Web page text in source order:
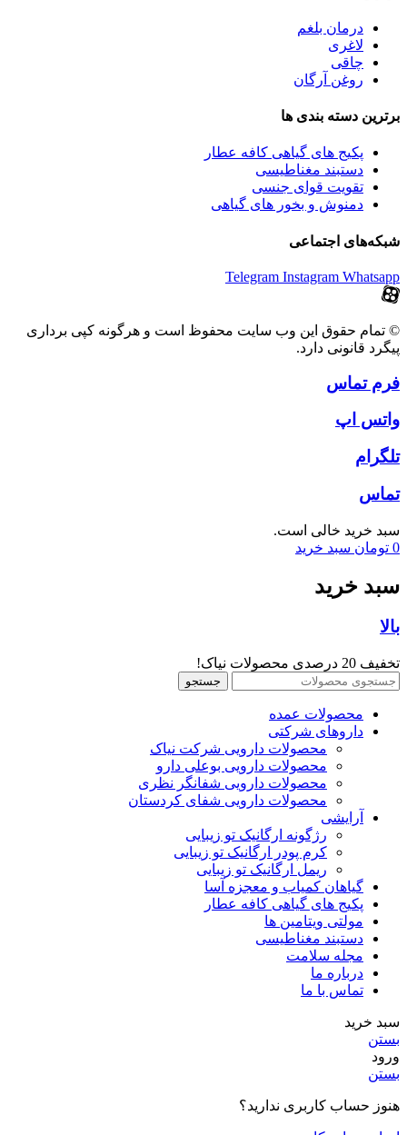
درمان بلغم
لاغری
چاقی
روغن آرگان
برترین‌ دسته بندی ها
پکیج های گیاهی کافه عطار
دستبند مغناطیسی
تقویت قوای جنسی
دمنوش و بخور های گیاهی
شبکه‌های اجتماعی
Telegram Instagram Whatsapp
© تمام حقوق این وب سایت محفوظ است و هرگونه کپی برداری
پیگرد قانونی دارد.
فرم تماس
واتس اپ
تلگرام
تماس
سبد خرید خالی است.
0 تومان سبد خرید
سبد خرید
بالا
تخفیف 20 درصدی محصولات نیاک!
جستجو
محصولات عمده
داروهای شرکتی
محصولات دارویی شرکت نیاک
محصولات دارویی بوعلی دارو
محصولات دارویی شفانگر نظری
محصولات دارویی شفای کردستان
آرایشی
رژگونه ارگانیک تو زیبایی
کرم پودر ارگانیک تو زیبایی
ریمل ارگانیک تو زیبایی
گیاهان کمیاب و معجزه آسا
پکیج های گیاهی کافه عطار
مولتی ویتامین ها
دستبند مغناطیسی
مجله سلامت
درباره ما
تماس با ما
سبد خرید
بستن
ورود
بستن
هنوز حساب کاربری ندارید؟